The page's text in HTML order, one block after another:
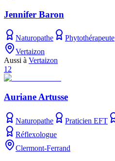
Jennifer Baron
Naturopathe
Phytothérapeute
Vertaizon
Aussi à Vertaizon
12
Auriane Artusse
Naturopathe Praticien EFT
Réflexologue
Clermont-Ferrand